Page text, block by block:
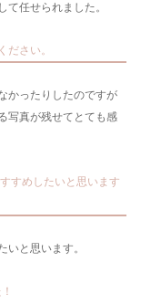
て任せられました。
ださい。
かったりしたのですが
写真が残せてとても感
すめしたいと思います
いと思います。